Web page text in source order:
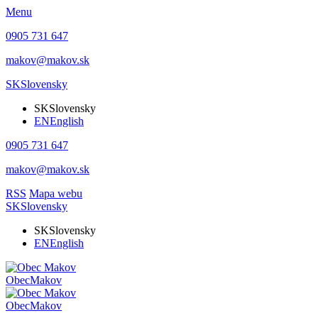
Menu
0905 731 647
makov@makov.sk
SKSlovensky
SKSlovensky
ENEnglish
0905 731 647
makov@makov.sk
RSS Mapa webu
SKSlovensky
SKSlovensky
ENEnglish
ObecMakov
ObecMakov